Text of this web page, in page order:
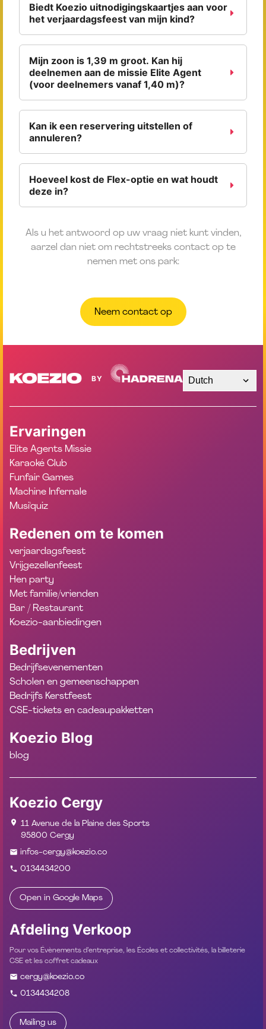
Biedt Koezio uitnodigingskaartjes aan voor
het verjaardagsfeest van mijn kind?
Mijn zoon is 1,39 m groot. Kan hij
deelnemen aan de missie Elite Agent
(voor deelnemers vanaf 1,40 m)?
Kan ik een reservering uitstellen of
annuleren?
Hoeveel kost de Flex-optie en wat houdt
deze in?
Als u het antwoord op uw vraag niet kunt vinden,
aarzel dan niet om rechtstreeks contact op te
nemen met ons park:
Neem contact op
Dutch
Ervaringen
Elite Agents Missie
Karaoké Club
Funfair Games
Machine Infernale
Musi'quiz
Redenen om te komen
verjaardagsfeest
Vrijgezellenfeest
Hen party
Met familie/vrienden
Bar / Restaurant
Koezio-aanbiedingen
Bedrijven
Bedrijfsevenementen
Scholen en gemeenschappen
Bedrijfs Kerstfeest
CSE-tickets en cadeaupakketten
Koezio Blog
blog
Koezio Cergy
11 Avenue de la Plaine des Sports
95800 Cergy
infos-cergy@koezio.co
0134434200
Open in Google Maps
Afdeling Verkoop
Pour vos Évènements d’entreprise, les Écoles et collectivités, la billeterie
CSE et les coffret cadeaux
cergy@koezio.co
0134434208
Mailing us